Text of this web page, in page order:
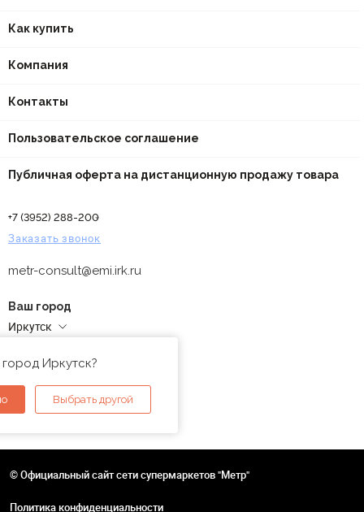
Как купить
Компания
Контакты
Пользовательское соглашение
Публичная оферта на дистанционную продажу товара
+7 (3952) 288-200
Заказать звонок
metr-consult@emi.irk.ru
Ваш город
Иркутск
Иркутск?
Выбрать другой
© Официальный сайт сети супермаркетов "Метр"
Политика конфиденциальности